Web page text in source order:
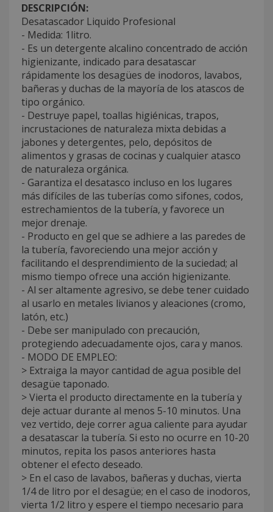
DESCRIPCIÓN:
Desatascador Liquido Profesional
- Medida: 1litro.
- Es un detergente alcalino concentrado de acción
higienizante, indicado para desatascar
rápidamente los desagües de inodoros, lavabos,
bañeras y duchas de la mayoría de los atascos de
tipo orgánico.
- Destruye papel, toallas higiénicas, trapos,
incrustaciones de naturaleza mixta debidas a
jabones y detergentes, pelo, depósitos de
alimentos y grasas de cocinas y cualquier atasco
de naturaleza orgánica.
- Garantiza el desatasco incluso en los lugares
más difíciles de las tuberías como sifones, codos,
estrechamientos de la tubería, y favorece un
mejor drenaje.
- Producto en gel que se adhiere a las paredes de
la tubería, favoreciendo una mejor acción y
facilitando el desprendimiento de la suciedad; al
mismo tiempo ofrece una acción higienizante.
- Al ser altamente agresivo, se debe tener cuidado
al usarlo en metales livianos y aleaciones (cromo,
latón, etc.)
- Debe ser manipulado con precaución,
protegiendo adecuadamente ojos, cara y manos.
- MODO DE EMPLEO:
> Extraiga la mayor cantidad de agua posible del
desagüe taponado.
> Vierta el producto directamente en la tubería y
deje actuar durante al menos 5-10 minutos. Una
vez vertido, deje correr agua caliente para ayudar
a desatascar la tubería. Si esto no ocurre en 10-20
minutos, repita los pasos anteriores hasta
obtener el efecto deseado.
> En el caso de lavabos, bañeras y duchas, vierta
1/4 de litro por el desagüe; en el caso de inodoros,
vierta 1/2 litro y espere el tiempo necesario para